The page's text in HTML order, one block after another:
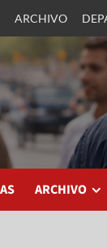
ARCHIVO
ARCHIVO